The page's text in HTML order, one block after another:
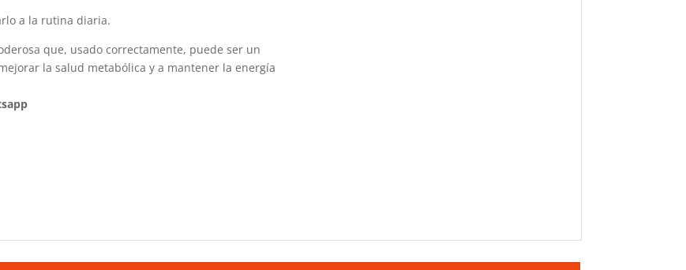
a la rutina diaria.
que, usado correctamente, puede ser un
la salud metabólica y a mantener la energía